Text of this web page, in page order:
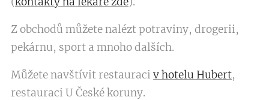
Z obchodů můžete nalézt potraviny, drogerii,
pekárnu, sport a mnoho dalších.
Můžete navštívit restauraci v hotelu Hubert,
restauraci U České koruny.